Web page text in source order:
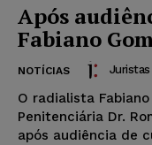
Após
Fabiano
NOTÍCIAS Juristas
O radialista
Penitenciária Dr.
após audiência de